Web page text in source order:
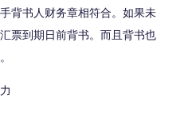
背书人财务章相符合。如果未
票到期日前背书。而且背书也